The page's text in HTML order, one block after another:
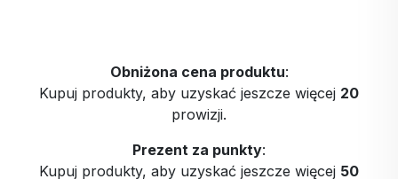
Obniżona cena produktu:
Kupuj produkty, aby uzyskać jeszcze więcej 20
prowizji.
Prezent za punkty:
Kupuj produkty, aby uzyskać jeszcze więcej 50